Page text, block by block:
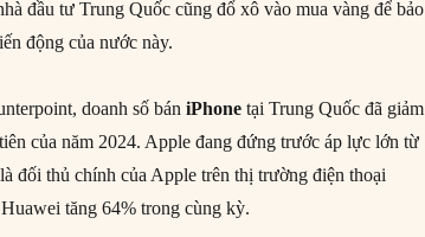
đầu tư Trung Quốc cũng đổ xô vào mua vàng để bảo
động của nước này.
doanh số bániPhone tại Trung Quốc đã giảm
của năm 2024. Apple đang đứng trước áp lực lớn từ
đối thủ chính của Apple trên thị trường điện thoại
tăng 64% trong cùng kỳ.